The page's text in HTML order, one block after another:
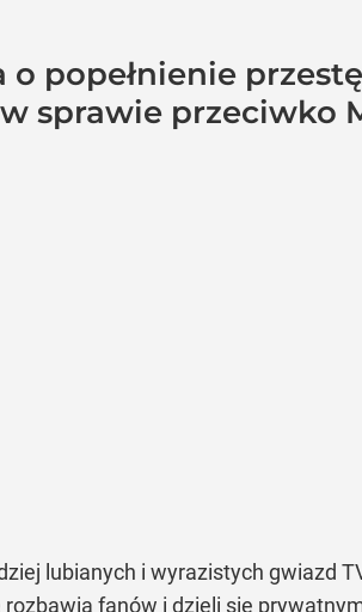
popełnienie
sprawie przeciwko
lubianych i wyrazistych gwiazd
fanów i dzieli się